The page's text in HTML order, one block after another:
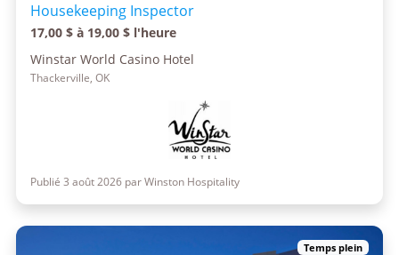
Housekeeping Inspector
17,00 $ à 19,00 $ l'heure
Winstar World Casino Hotel
Thackerville, OK
Publié 3 août 2026 par Winston Hospitality
Temps plein